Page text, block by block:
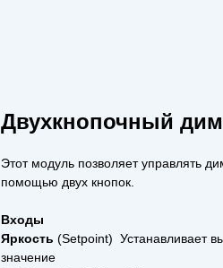
Двухкнопочный
Этот модуль позволяет управлять
помощью двух кнопок.
Входы
Яркость (Setpoint) Устанавливает
значение